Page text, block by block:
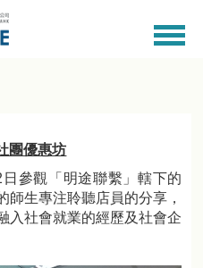
團優惠坊
參觀「明途聯繫」轄下的
師生專注聆聽店員的分享，
入社會就業的經歷及社會企